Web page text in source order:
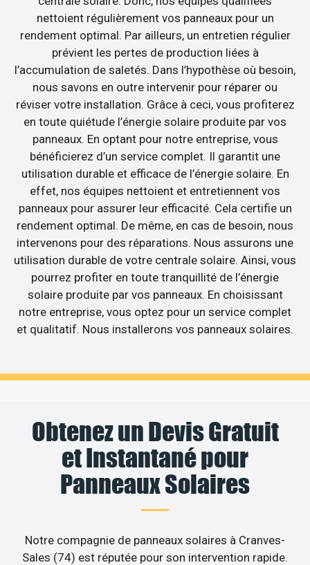
nettoient régulièrement vos panneaux pour un
rendement optimal. Par ailleurs, un entretien régulier
prévient les pertes de production liées à
l’accumulation de saletés. Dans l’hypothèse où besoin,
nous savons en outre intervenir pour réparer ou
réviser votre installation. Grâce à ceci, vous profiterez
en toute quiétude l’énergie solaire produite par vos
panneaux. En optant pour notre entreprise, vous
bénéficierez d’un service complet. Il garantit une
utilisation durable et efficace de l’énergie solaire. En
effet, nos équipes nettoient et entretiennent vos
panneaux pour assurer leur efficacité. Cela certifie un
rendement optimal. De même, en cas de besoin, nous
intervenons pour des réparations. Nous assurons une
utilisation durable de votre centrale solaire. Ainsi, vous
pourrez profiter en toute tranquillité de l’énergie
solaire produite par vos panneaux. En choisissant
notre entreprise, vous optez pour un service complet
et qualitatif. Nous installerons vos panneaux solaires.
Obtenez un Devis Gratuit
et Instantané pour
Panneaux Solaires
Notre compagnie de panneaux solaires à Cranves-
Sales (74) est réputée pour son intervention rapide.